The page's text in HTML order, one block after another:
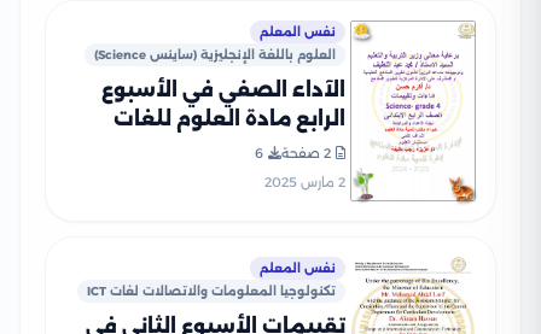
نفس المعلم
العلوم باللغة الإنجليزية (ساينس Science)
الآداء الصفي في الأسبوع
الرابع مادة العلوم للغات
Science للصف الرابع الإبتدائي
الترم الثاني 2025 بصيغة PDF
2 صفحة
6
2 مارس 2025
نفس المعلم
تكنولوجيا المعلومات والاتصالات لغات ICT
تقييمات الأسبوع الثاني في